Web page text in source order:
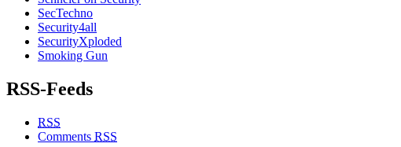
SecTechno
Security4all
SecurityXploded
Smoking Gun
RSS-Feeds
RSS
Comments RSS